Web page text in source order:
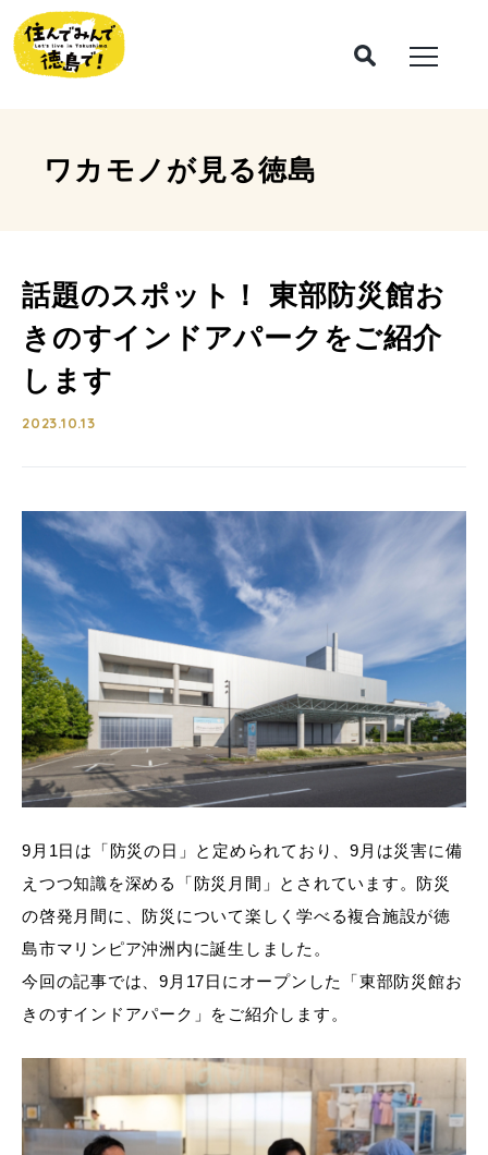
ワカモノが見る徳島
話題のスポット！ 東部防災館お
きのすインドアパークをご紹介
します
2023.10.13
9月1日は「防災の日」と定められており、9月は災害に備
えつつ知識を深める「防災月間」とされています。防災
の啓発月間に、防災について楽しく学べる複合施設が徳
島市マリンピア沖洲内に誕生しました。
今回の記事では、9月17日にオープンした「東部防災館お
きのすインドアパーク」をご紹介します。